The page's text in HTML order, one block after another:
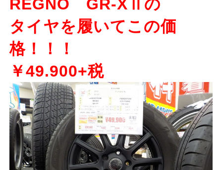
REGNO GR-XⅡの
タイヤを履いてこの価
格！！！
￥49.900+税